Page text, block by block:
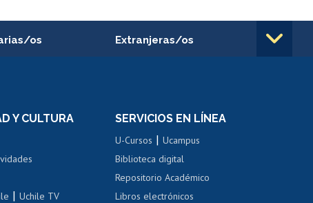
os
interna
renta
renta
Extranjeras/os
Cursos de español
Y CULTURA
|Uchile TV
SERVICIOS EN LÍNEA
U-Cursos |Ucampus
Biblioteca digital
Repositorio Académico
Libros electrónicos